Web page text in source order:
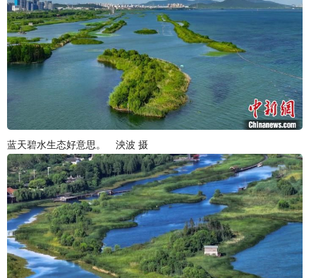
蓝天碧水生态好意思。 泱波 摄